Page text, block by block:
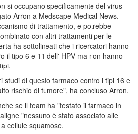
si occupano specificamente del virus
Arron a Medscape Medical News.
di trattamento, e potrebbe
con altri trattamenti per le
ha sottolineati che i ricercatori hanno
il tipo 6 e 11 dell' HPV ma non hanno
studi di questo farmaco contro i tipi 16 e
rischio di tumore", ha concluso Arron.
se il team ha "testato il farmaco in
"nessuno è stato associato alle
cellule squamose.